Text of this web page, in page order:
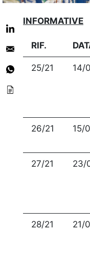
INFORMATIVE
RIF.
25/21 14/
26/21 15/
27/21 23/
28/21 21/